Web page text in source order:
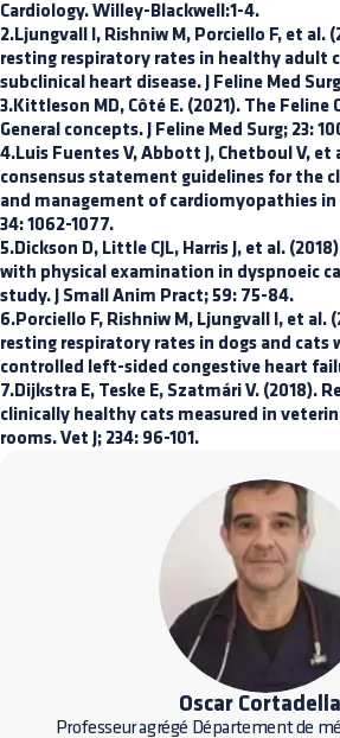
Cardiology. Willey-Blackwell:1-4.
2.Ljungvall I, Rishniw M, Porciello F, et al.
resting respiratory rates in healthy adult
subclinical heart disease. J Feline Med
3.Kittleson MD, Côté E. (2021). The Feline
General concepts. J Feline Med Surg; 23:
4.Luis Fuentes V, Abbott J, Chetboul V, et
consensus statement guidelines for the
and management of cardiomyopathies in
34: 1062-1077.
5.Dickson D, Little CJL, Harris J, et al.
with physical examination in dyspnoeic
study. J Small Anim Pract; 59: 75-84.
6.Porciello F, Rishniw M, Ljungvall I, et al.
resting respiratory rates in dogs and cats
controlled left-sided congestive heart
7.Dijkstra E, Teske E, Szatmári V. (2018).
clinically healthy cats measured in
rooms. Vet J; 234: 96-101.
Oscar
Professeur agrégé Département de